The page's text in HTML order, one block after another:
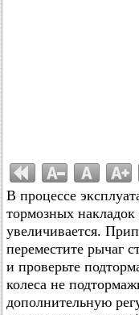
В процессе
тормозных накладок
увеличивается.
переместите рычаг
и проверьте
колеса не
дополнительную